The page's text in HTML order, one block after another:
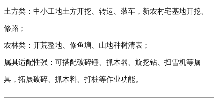
土方类：中小工地土方开挖、转运、装车，新农村宅基地开挖、
修路；
农林类：开荒整地、修鱼塘、山地种树清表；
属具适配性强：可搭配破碎锤、抓木器、旋挖钻、扫雪机等属
具，拓展破碎、抓木料、打桩等作业功能。